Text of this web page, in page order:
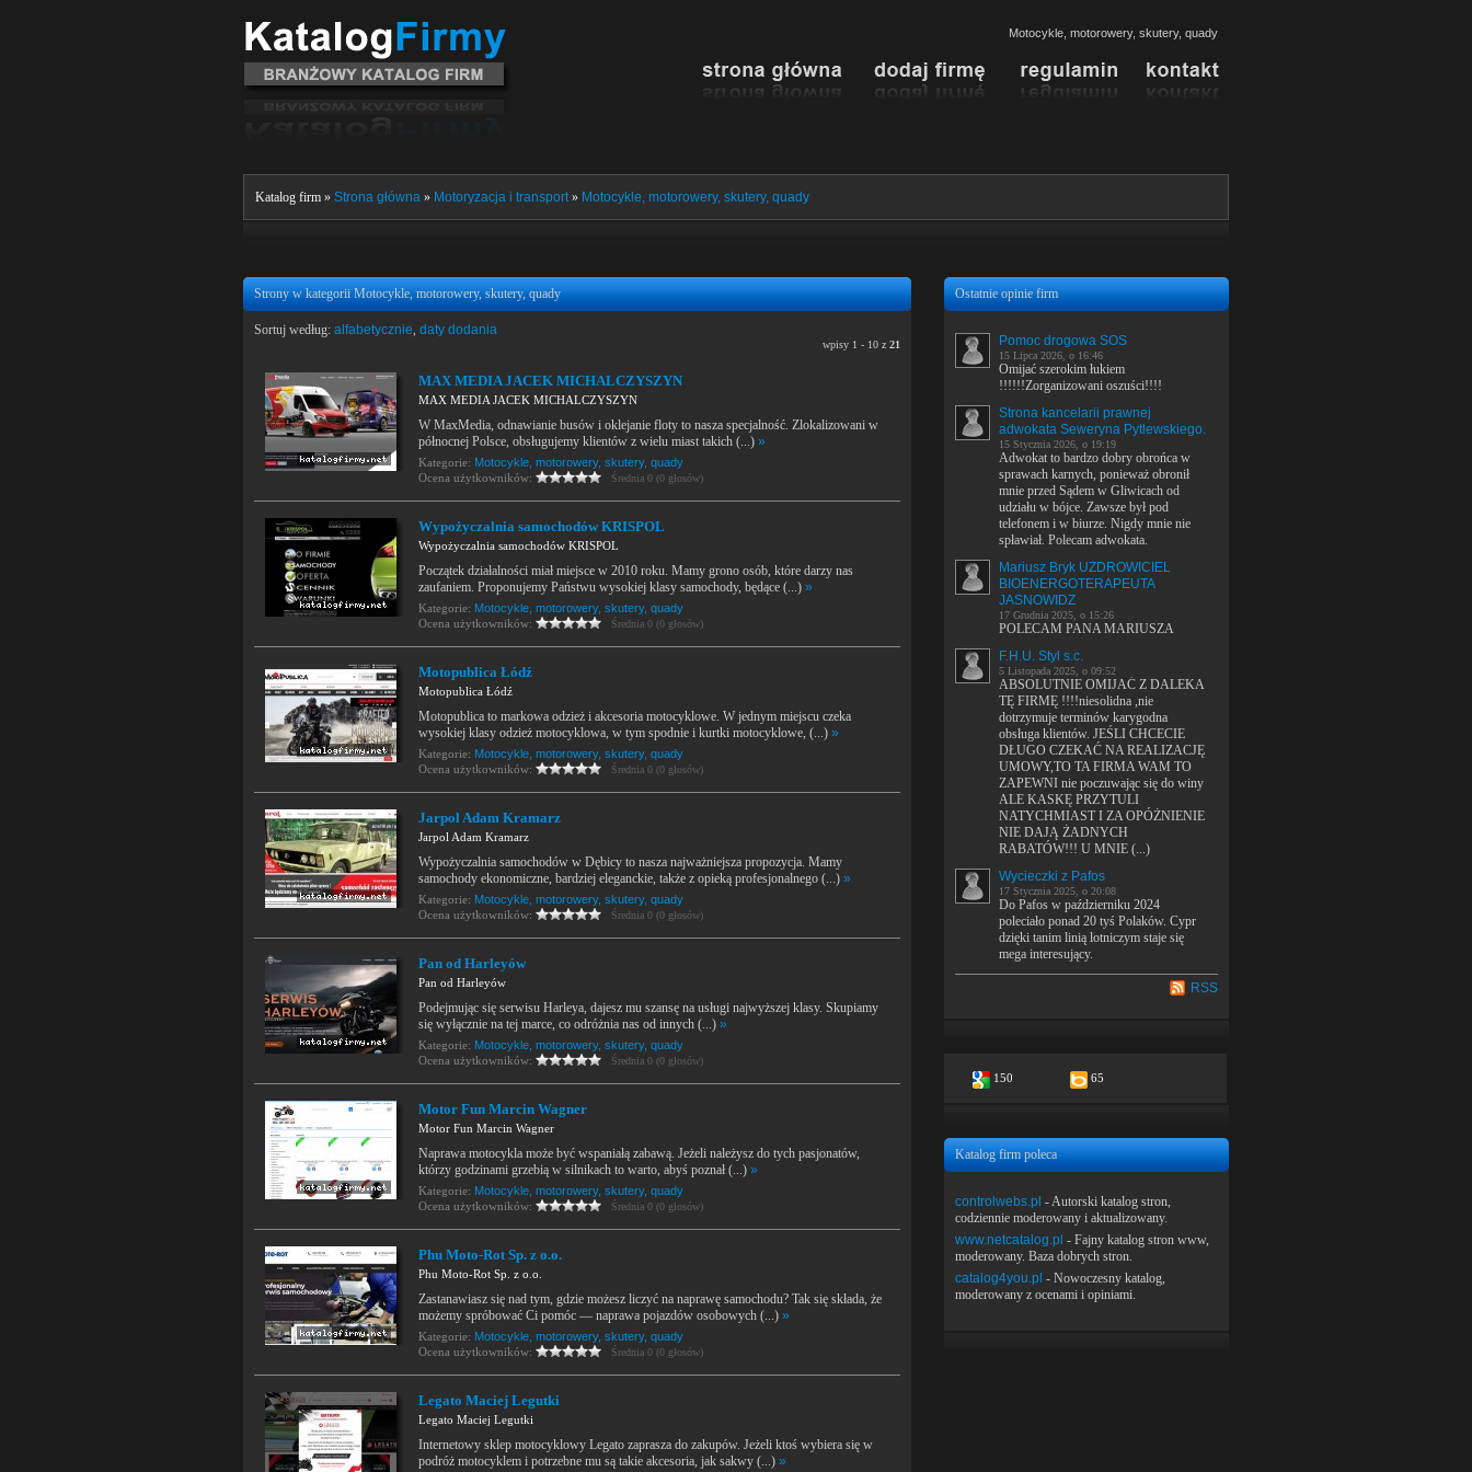
Motocykle, motorowery, skutery, quady
Katalog firm » Strona główna » Motoryzacja i transport» Motocykle, motorowery, skutery, quady
Strony w kategorii Motocykle, motorowery, skutery, quady
Sortuj według: alfabetycznie, daty dodania
wpisy 1 - 10 z 21
MAX MEDIA JACEK MICHALCZYSZYN
MAX MEDIA JACEK MICHALCZYSZYN
W MaxMedia, odnawianie busów i oklejanie floty to nasza specjalność. Zlokalizowani w
północnej Polsce, obsługujemy klientów z wielu miast takich (...) »
Kategorie: Motocykle, motorowery, skutery, quady
Ocena użytkowników:
Średnia 0 (0 głosów)
Wypożyczalnia samochodów KRISPOL
Wypożyczalnia samochodów KRISPOL
Początek działalności miał miejsce w 2010 roku. Mamy grono osób, które darzy nas
zaufaniem. Proponujemy Państwu wysokiej klasy samochody, będące (...) »
Kategorie: Motocykle, motorowery, skutery, quady
Ocena użytkowników:
Średnia 0 (0 głosów)
Motopublica Łódź
Motopublica Łódź
Motopublica to markowa odzież i akcesoria motocyklowe. W jednym miejscu czeka
wysokiej klasy odzież motocyklowa, w tym spodnie i kurtki motocyklowe, (...) »
Kategorie: Motocykle, motorowery, skutery, quady
Ocena użytkowników:
Średnia 0 (0 głosów)
Jarpol Adam Kramarz
Jarpol Adam Kramarz
Wypożyczalnia samochodów w Dębicy to nasza najważniejsza propozycja. Mamy
samochody ekonomiczne, bardziej eleganckie, także z opieką profesjonalnego (...) »
Kategorie: Motocykle, motorowery, skutery, quady
Ocena użytkowników:
Średnia 0 (0 głosów)
Pan od Harleyów
Pan od Harleyów
Podejmując się serwisu Harleya, dajesz mu szansę na usługi najwyższej klasy. Skupiamy
się wyłącznie na tej marce, co odróżnia nas od innych (...) »
Kategorie: Motocykle, motorowery, skutery, quady
Ocena użytkowników:
Średnia 0 (0 głosów)
Motor Fun Marcin Wagner
Motor Fun Marcin Wagner
Naprawa motocykla może być wspaniałą zabawą. Jeżeli należysz do tych pasjonatów,
którzy godzinami grzebią w silnikach to warto, abyś poznał (...) »
Kategorie: Motocykle, motorowery, skutery, quady
Ocena użytkowników:
Średnia 0 (0 głosów)
Phu Moto-Rot Sp. z o.o.
Phu Moto-Rot Sp. z o.o.
Zastanawiasz się nad tym, gdzie możesz liczyć na naprawę samochodu? Tak się składa, że
możemy spróbować Ci pomóc — naprawa pojazdów osobowych (...) »
Kategorie: Motocykle, motorowery, skutery, quady
Ocena użytkowników:
Średnia 0 (0 głosów)
Legato Maciej Legutki
Legato Maciej Legutki
Internetowy sklep motocyklowy Legato zaprasza do zakupów. Jeżeli ktoś wybiera się w
podróż motocyklem i potrzebne mu są takie akcesoria, jak sakwy (...) »
Ostatnie opinie firm
Pomoc drogowa SOS
15 Lipca 2026, o 16:46
Omijać szerokim łukiem
!!!!!!Zorganizowani oszuści!!!!
Strona kancelarii prawnej
adwokata Seweryna Pytlewskiego.
15 Stycznia 2026, o 19:19
Adwokat to bardzo dobry obrońca w
sprawach karnych, ponieważ obronił
mnie przed Sądem w Gliwicach od
udziału w bójce. Zawsze był pod
telefonem i w biurze. Nigdy mnie nie
spławiał. Polecam adwokata.
Mariusz Bryk UZDROWICIEL
BIOENERGOTERAPEUTA
JASNOWIDZ
17 Grudnia 2025, o 15:26
POLECAM PANA MARIUSZA
F.H.U. Styl s.c.
5 Listopada 2025, o 09:52
ABSOLUTNIE OMIJAĆ Z DALEKA
TĘ FIRMĘ !!!!niesolidna ,nie
dotrzymuje terminów karygodna
obsługa klientów. JEŚLI CHCECIE
DŁUGO CZEKAĆ NA REALIZACJĘ
UMOWY,TO TA FIRMA WAM TO
ZAPEWNI nie poczuwając się do winy
ALE KASKĘ PRZYTULI
NATYCHMIAST I ZA OPÓŻNIENIE
NIE DAJĄ ŻADNYCH
RABATÓW!!! U MNIE (...)
Wycieczki z Pafos
17 Stycznia 2025, o 20:08
Do Pafos w październiku 2024
poleciało ponad 20 tyś Polaków. Cypr
dzięki tanim linią lotniczym staje się
mega interesujący.
RSS
150 65
Katalog firm poleca
controlwebs.pl - Autorski katalog stron,
codziennie moderowany i aktualizowany.
www.netcatalog.pl - Fajny katalog stron www,
moderowany. Baza dobrych stron.
catalog4you.pl - Nowoczesny katalog,
moderowany z ocenami i opiniami.